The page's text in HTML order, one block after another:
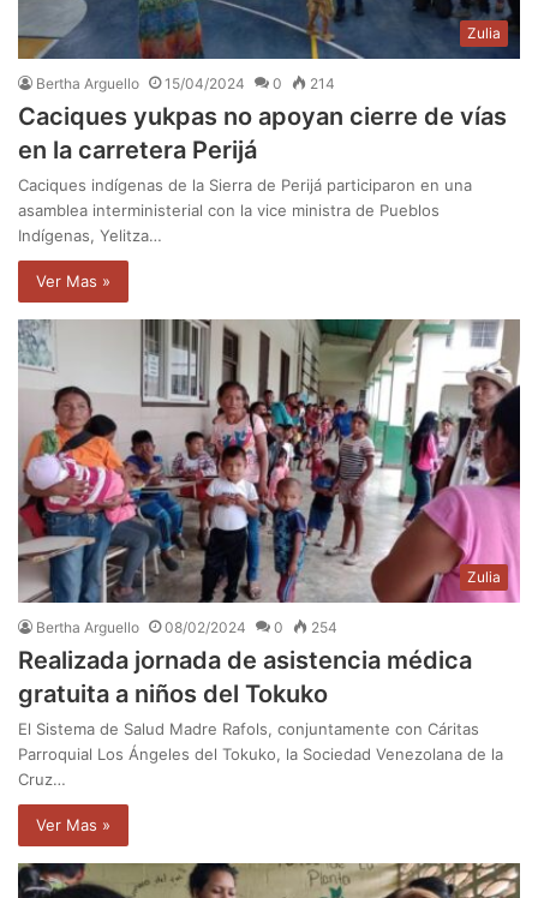
Zulia
Bertha Arguello 15/04/2024 0 214
Caciques yukpas no apoyan cierre de vías
en la carretera Perijá
Caciques indígenas de la Sierra de Perijá participaron en una
asamblea interministerial con la vice ministra de Pueblos
Indígenas, Yelitza…
Ver Mas »
Zulia
Bertha Arguello 08/02/2024 0 254
Realizada jornada de asistencia médica
gratuita a niños del Tokuko
El Sistema de Salud Madre Rafols, conjuntamente con Cáritas
Parroquial Los Ángeles del Tokuko, la Sociedad Venezolana de la
Cruz…
Ver Mas »